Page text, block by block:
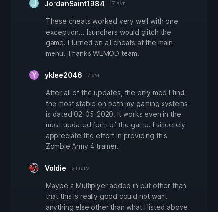
JordanSaint1984 17 avr.
These cheats worked very well with one
exception... launchers would glitch the
game. I turned on all cheats at the main
menu. Thanks WEMOD team.
yklee2046 7 avr.
After all of the updates, the only mod I find
the most stable on both my gaming systems
is dated 02-05-2020. It works even in the
most updated form of the game. I sincerely
appreciate the effort in providing this
Zombie Army 4 trainer.
Voldie 5 mars
Maybe a Multiplyer added in but other than
that this is really good could not want
anything else other than what I listed above